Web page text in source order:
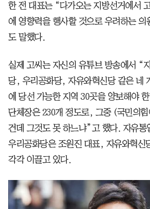
한 전 대표는 “다가오는 지방선거에서
에 영향력을 행사할 것으로 우려하는
도 말했다.
실제 고씨는 자신의 유튜브 방송에서 “
당, 우리공화당, 자유와혁신당 같은 네
에 당선 가능한 지역 30곳을 양보해야
단체장은 230개 정도로, 그중 (국민의
건데 그것도 못 하느냐”고 했다. 자유통
우리공화당은 조원진 대표, 자유와혁신
각각 이끌고 있다.